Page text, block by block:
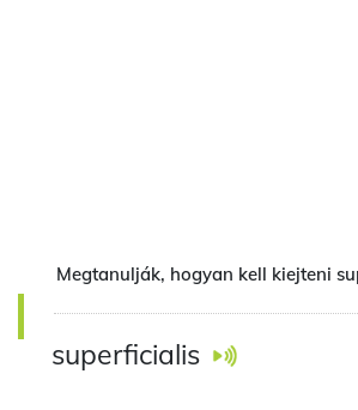
Megtanulják, hogyan kell kiejteni
superficialis